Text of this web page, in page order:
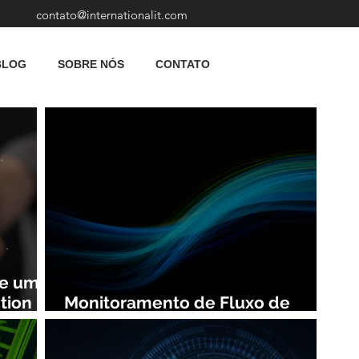
contato@internationalit.com
SOBRE NÓS CONTATO
uma
Monitoramento de Fluxo de
Rede: Vantagens e Benefícios